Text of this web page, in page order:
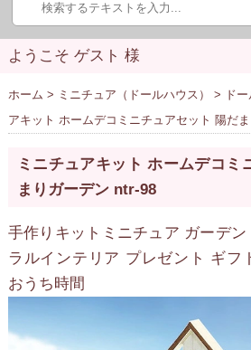
ようこそ ゲスト 様
ホーム > ミニチュア（ドールハウス） > ド
アキット ホームデコミニチュアセット 陽だ
ミニチュアキット ホームデコミ
まりガーデン ntr-98
手作りキットミニチュア ガーデ
ラルインテリア プレゼント ギフ
おうち時間